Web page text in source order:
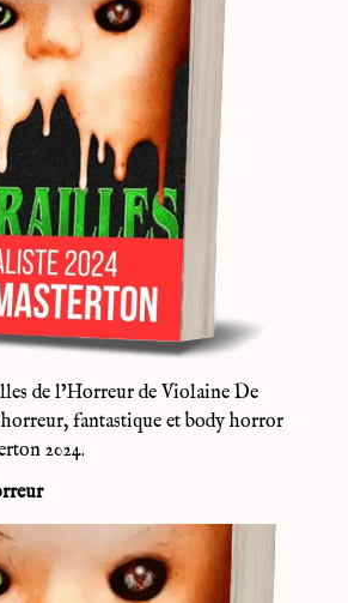
de l’Horreur de Violaine De
fantastique et body horror
2024.